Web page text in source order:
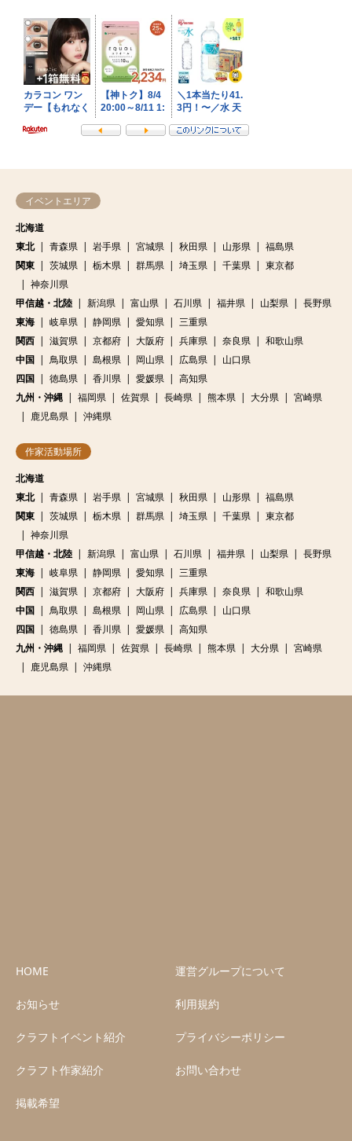
イベントエリア
北海道
東北
青森県 岩手県 宮城県 秋田県 山形県
福島県
関東
茨城県 栃木県 群馬県 埼玉県 千葉県
東京都
神奈川県
甲信越・北陸
新潟県 富山県 石川県 福井県 山梨県
長野県
東海
岐阜県 静岡県 愛知県
三重県
関西
滋賀県 京都府 大阪府 兵庫県 奈良県
和歌山県
中国
鳥取県 島根県 岡山県 広島県
山口県
四国
徳島県 香川県 愛媛県
高知県
九州・沖縄
福岡県 佐賀県 長崎県 熊本県 大分県
宮崎県
鹿児島県
沖縄県
作家活動場所
北海道
東北
青森県 岩手県 宮城県 秋田県 山形県
福島県
関東
茨城県 栃木県 群馬県 埼玉県 千葉県
東京都
神奈川県
甲信越・北陸
新潟県 富山県 石川県 福井県 山梨県
長野県
東海
岐阜県 静岡県 愛知県
三重県
関西
滋賀県 京都府 大阪府 兵庫県 奈良県
和歌山県
中国
鳥取県 島根県 岡山県 広島県
山口県
四国
徳島県 香川県 愛媛県
高知県
九州・沖縄
福岡県 佐賀県 長崎県 熊本県 大分県
宮崎県
鹿児島県
沖縄県
HOME
お知らせ
クラフトイベント紹介
クラフト作家紹介
掲載希望
運営グループについて
利用規約
プライバシーポリシー
お問い合わせ